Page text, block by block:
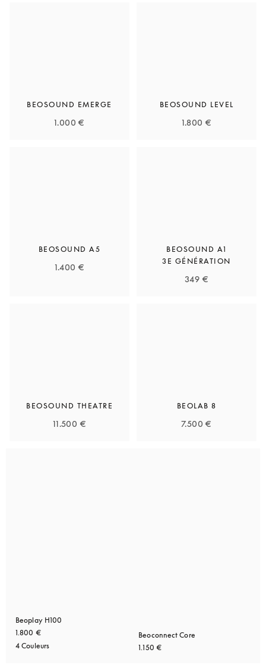
BEOSOUND EMERGE
1.000 €
BEOSOUND LEVEL
1.800 €
BEOSOUND A5
1.400 €
BEOSOUND A1
3E GÉNÉRATION
349 €
BEOSOUND THEATRE
11.500 €
BEOLAB 8
7.500 €
Beoplay H100
1.800 €
4 Couleurs
Beoconnect Core
1.150 €